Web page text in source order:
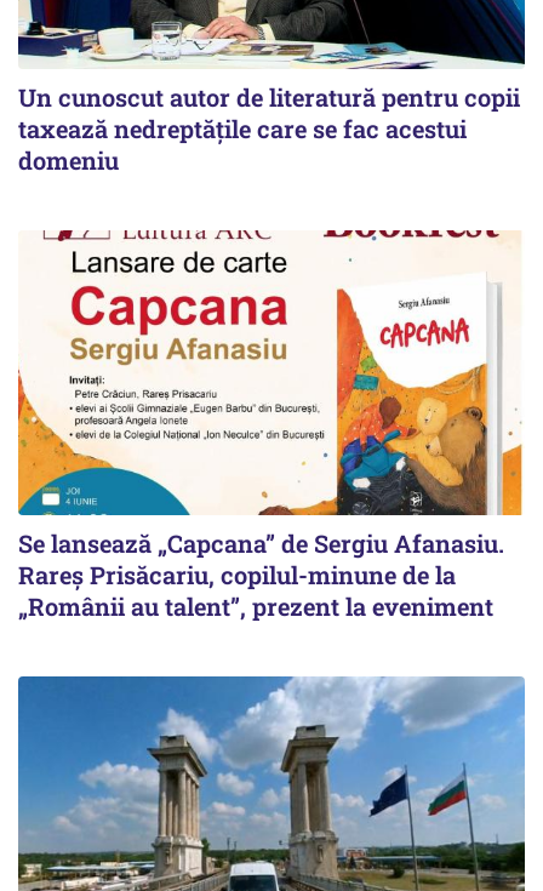
Un cunoscut autor de literatură pentru copii
taxează nedreptățile care se fac acestui
domeniu
Se lansează „Capcana” de Sergiu Afanasiu.
Rareș Prisăcariu, copilul-minune de la
„Românii au talent”, prezent la eveniment